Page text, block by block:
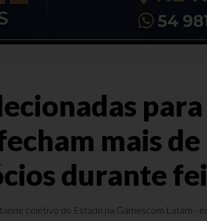
mais
durante
coletivo do Estado na Gamescom Latam -